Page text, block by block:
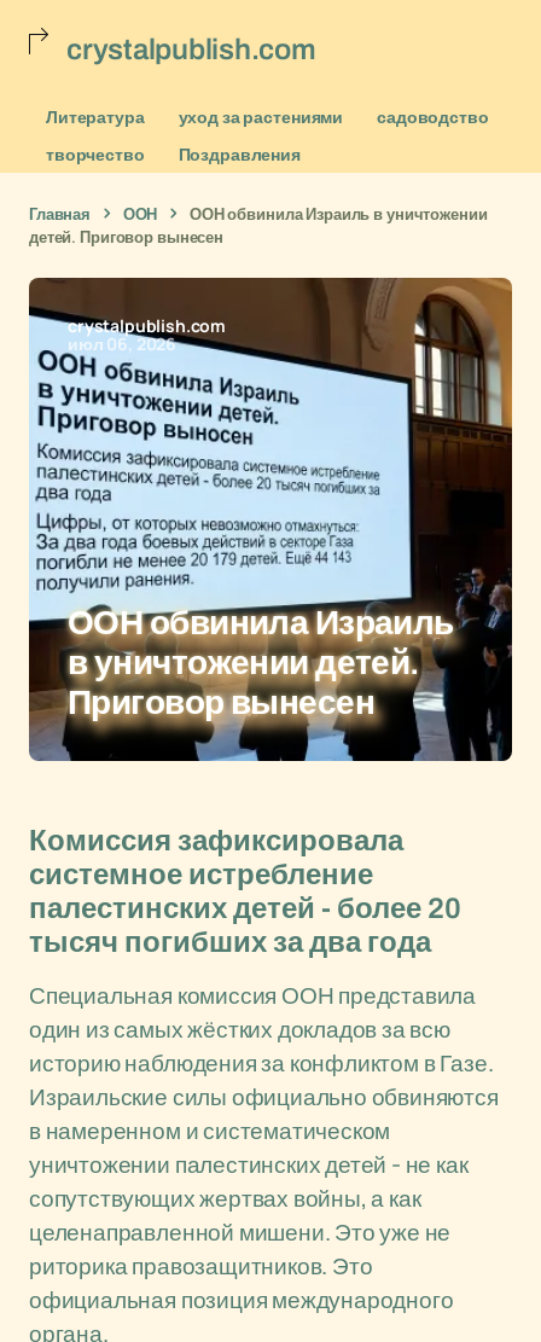
crystalpublish.com
Литература уход за растениями
садоводство
творчество
Поздравления
Главная ООН
ООН обвинила Израиль в уничтожении
детей. Приговор вынесен
crystalpublish.com
июл 06, 2026
ООН обвинила Израиль
в уничтожении детей.
Приговор вынесен
Комиссия зафиксировала
системное истребление
палестинских детей - более 20
тысяч погибших за два года
Специальная комиссия ООН представила
один из самых жёстких докладов за всю
историю наблюдения за конфликтом в Газе.
Израильские силы официально обвиняются
в намеренном и систематическом
уничтожении палестинских детей - не как
сопутствующих жертвах войны, а как
целенаправленной мишени. Это уже не
риторика правозащитников. Это
официальная позиция международного
органа.